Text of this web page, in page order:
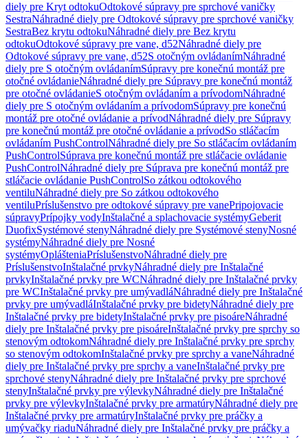
diely pre Kryt odtokuOdtokové súpravy pre sprchové vaničky
SestraNáhradné diely pre Odtokové súpravy pre sprchové vaničky
SestraBez krytu odtokuNáhradné diely pre Bez krytu
odtokuOdtokové súpravy pre vane, d52Náhradné diely pre
Odtokové súpravy pre vane, d52S otočným ovládanímNáhradné
diely pre S otočným ovládanímSúpravy pre konečnú montáž pre
otočné ovládanieNáhradné diely pre Súpravy pre konečnú montáž
pre otočné ovládanieS otočným ovládaním a prívodomNáhradné
diely pre S otočným ovládaním a prívodomSúpravy pre konečnú
montáž pre otočné ovládanie a prívodNáhradné diely pre Súpravy
pre konečnú montáž pre otočné ovládanie a prívodSo stláčacím
ovládaním PushControlNáhradné diely pre So stláčacím ovládaním
PushControlSúprava pre konečnú montáž pre stláčacie ovládanie
PushControlNáhradné diely pre Súprava pre konečnú montáž pre
stláčacie ovládanie PushControlSo zátkou odtokového
ventiluNáhradné diely pre So zátkou odtokového
ventiluPríslušenstvo pre odtokové súpravy pre vanePripojovacie
súpravyPrípojky vodyInštalačné a splachovacie systémyGeberit
DuofixSystémové stenyNáhradné diely pre Systémové stenyNosné
systémyNáhradné diely pre Nosné
systémyOplášteniaPríslušenstvoNáhradné diely pre
PríslušenstvoInštalačné prvkyNáhradné diely pre Inštalačné
prvkyInštalačné prvky pre WCNáhradné diely pre Inštalačné prvky
pre WCInštalačné prvky pre umývadláNáhradné diely pre Inštalačné
prvky pre umývadláInštalačné prvky pre bidetyNáhradné diely pre
Inštalačné prvky pre bidetyInštalačné prvky pre pisoáreNáhradné
diely pre Inštalačné prvky pre pisoáreInštalačné prvky pre sprchy so
stenovým odtokomNáhradné diely pre Inštalačné prvky pre sprchy
so stenovým odtokomInštalačné prvky pre sprchy a vaneNáhradné
diely pre Inštalačné prvky pre sprchy a vaneInštalačné prvky pre
sprchové stenyNáhradné diely pre Inštalačné prvky pre sprchové
stenyInštalačné prvky pre výlevkyNáhradné diely pre Inštalačné
prvky pre výlevkyInštalačné prvky pre armatúryNáhradné diely pre
Inštalačné prvky pre armatúryInštalačné prvky pre práčky a
umývačky riaduNáhradné diely pre Inštalačné prvky pre práčky a